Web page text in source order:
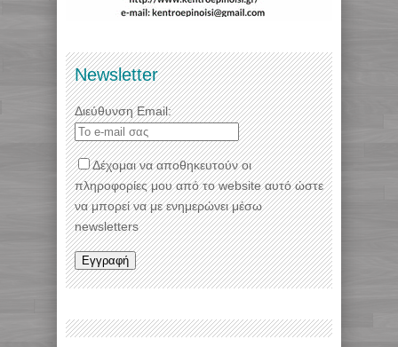
Newsletter
Διεύθυνση Email:
Δέχομαι να αποθηκευτούν οι
πληροφορίες μου από το website αυτό ώστε
να μπορεί να με ενημερώνει μέσω
newsletters